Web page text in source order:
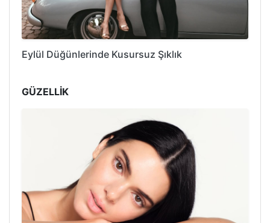
Eylül Düğünlerinde Kusursuz Şıklık
GÜZELLİK